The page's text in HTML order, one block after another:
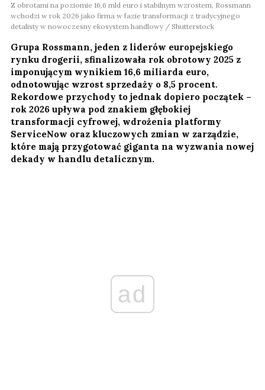
Z obrotami na poziomie 16,6 mld euro i stabilnym wzrostem, Rossmann
wchodzi w rok 2026 jako firma w fazie transformacji z tradycyjnego
detalisty w nowoczesny ekosystem handlowy / Shutterstock
Grupa Rossmann, jeden z liderów europejskiego
rynku drogerii, sfinalizowała rok obrotowy 2025 z
imponującym wynikiem 16,6 miliarda euro,
odnotowując wzrost sprzedaży o 8,5 procent.
Rekordowe przychody to jednak dopiero początek –
rok 2026 upływa pod znakiem głębokiej
transformacji cyfrowej, wdrożenia platformy
ServiceNow oraz kluczowych zmian w zarządzie,
które mają przygotować giganta na wyzwania nowej
dekady w handlu detalicznym.
ad